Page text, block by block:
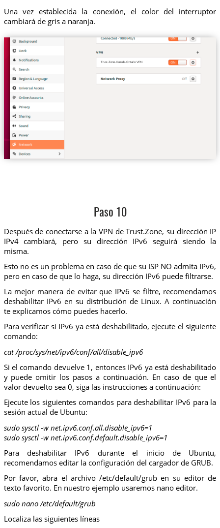
Una vez establecida la conexión, el color del interruptor
cambiará de gris a naranja.
Trust.Zone-Canada-Ontario VPN
Paso 10
Después de conectarse a la VPN de Trust.Zone, su dirección IP
IPv4 cambiará, pero su dirección IPv6 seguirá siendo la
misma.
Esto no es un problema en caso de que su ISP NO admita IPv6,
pero en caso de que lo haga, su dirección IPv6 puede filtrarse.
La mejor manera de evitar que IPv6 se filtre, recomendamos
deshabilitar IPv6 en su distribución de Linux. A continuación
te explicamos cómo puedes hacerlo.
Para verificar si IPv6 ya está deshabilitado, ejecute el siguiente
comando:
cat /proc/sys/net/ipv6/conf/all/disable_ipv6
Si el comando devuelve 1, entonces IPv6 ya está deshabilitado
y puede omitir los pasos a continuación. En caso de que el
valor devuelto sea 0, siga las instrucciones a continuación:
Ejecute los siguientes comandos para deshabilitar IPv6 para la
sesión actual de Ubuntu:
sudo sysctl -w net.ipv6.conf.all.disable_ipv6=1
sudo sysctl -w net.ipv6.conf.default.disable_ipv6=1
Para deshabilitar IPv6 durante el inicio de Ubuntu,
recomendamos editar la configuración del cargador de GRUB.
Por favor, abra el archivo /etc/default/grub en su editor de
texto favorito. En nuestro ejemplo usaremos nano editor.
sudo nano /etc/default/grub
Localiza las siguientes líneas